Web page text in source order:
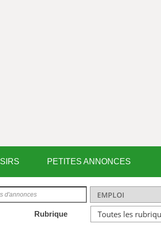
PETITES ANNONCES
Rubrique